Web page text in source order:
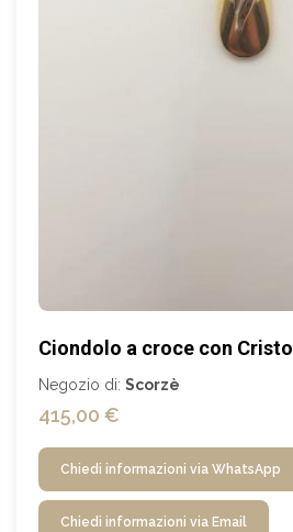
Ciondolo a croce con Cristo
Negozio di: Scorzè
415,00 €
Chiedi informazioni via WhatsApp
Chiedi informazioni via Email